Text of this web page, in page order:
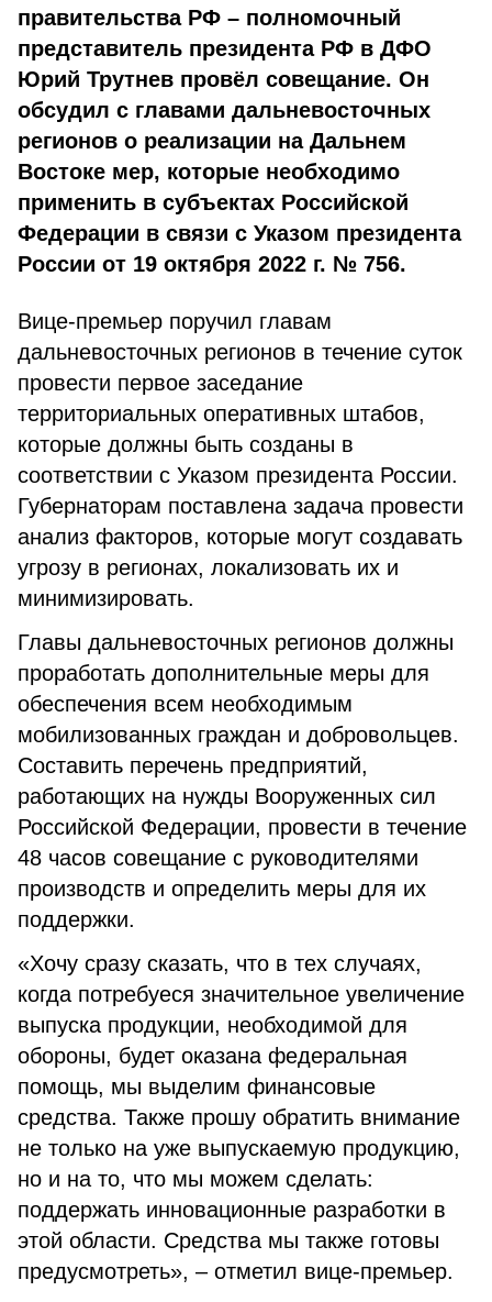
правительства РФ – полномочный
представитель президента РФ в ДФО
Юрий Трутнев провёл совещание. Он
обсудил с главами дальневосточных
регионов о реализации на Дальнем
Востоке мер, которые необходимо
применить в субъектах Российской
Федерации в связи с Указом президента
России от 19 октября 2022 г. № 756.
Вице-премьер поручил главам
дальневосточных регионов в течение суток
провести первое заседание
территориальных оперативных штабов,
которые должны быть созданы в
соответствии с Указом президента России.
Губернаторам поставлена задача провести
анализ факторов, которые могут создавать
угрозу в регионах, локализовать их и
минимизировать.
Главы дальневосточных регионов должны
проработать дополнительные меры для
обеспечения всем необходимым
мобилизованных граждан и добровольцев.
Составить перечень предприятий,
работающих на нужды Вооруженных сил
Российской Федерации, провести в течение
48 часов совещание с руководителями
производств и определить меры для их
поддержки.
«Хочу сразу сказать, что в тех случаях,
когда потребуеся значительное увеличение
выпуска продукции, необходимой для
обороны, будет оказана федеральная
помощь, мы выделим финансовые
средства. Также прошу обратить внимание
не только на уже выпускаемую продукцию,
но и на то, что мы можем сделать:
поддержать инновационные разработки в
этой области. Средства мы также готовы
предусмотреть», – отметил вице-премьер.